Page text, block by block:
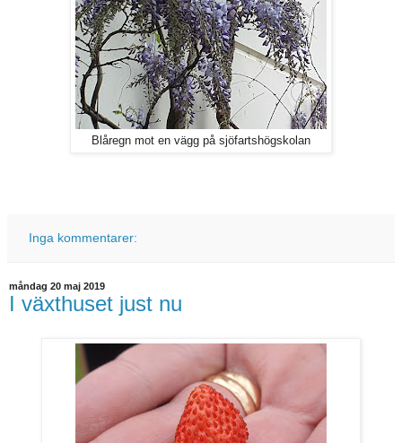
Blåregn mot en vägg på sjöfartshögskolan
Inga kommentarer:
måndag 20 maj 2019
I växthuset just nu